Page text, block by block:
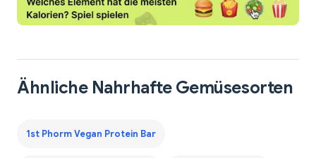
Ähnliche Nahrhafte Gemüsesorten
1st Phorm Vegan Protein Bar